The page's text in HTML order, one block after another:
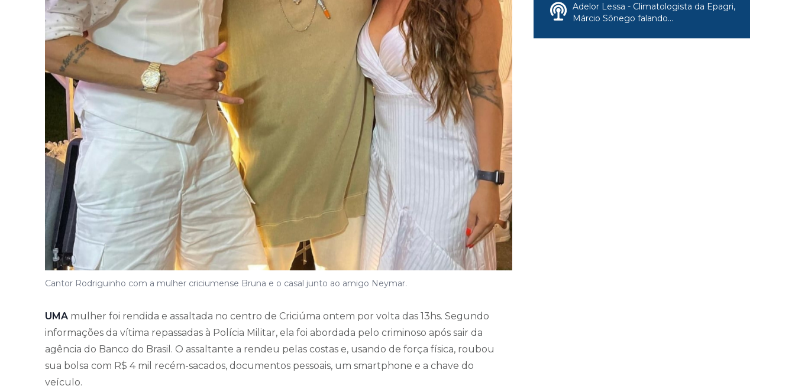
Cantor Rodriguinho com a mulher criciumense Bruna e o casal junto ao amigo Neymar.
UMA mulher foi rendida e assaltada no centro de Criciúma ontem por volta das 13hs. Segundo
informações da vítima repassadas à Polícia Militar, ela foi abordada pelo criminoso após sair da
agência do Banco do Brasil. O assaltante a rendeu pelas costas e, usando de força física, roubou
sua bolsa com R$ 4 mil recém-sacados, documentos pessoais, um smartphone e a chave do
veículo.
Adelor Lessa - Climatologista da Epagri,
Márcio Sônego falando...